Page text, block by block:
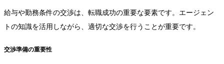
給与や勤務条件の交渉は、転職成功の重要な要素です。エージェン
トの知識を活用しながら、適切な交渉を行うことが重要です。
交渉準備の重要性